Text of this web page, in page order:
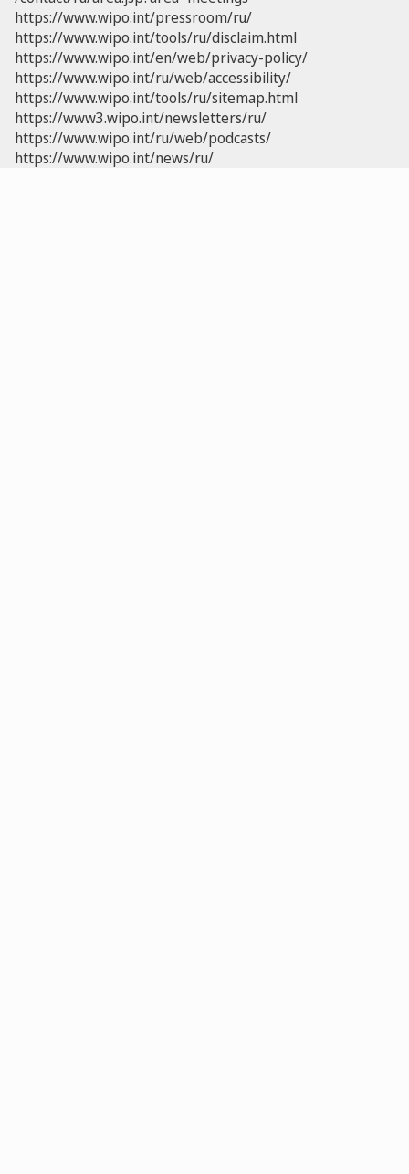
https://www.wipo.int/pressroom/ru/
https://www.wipo.int/tools/ru/disclaim.html
https://www.wipo.int/en/web/privacy-policy/
https://www.wipo.int/ru/web/accessibility/
https://www.wipo.int/tools/ru/sitemap.html
https://www3.wipo.int/newsletters/ru/
https://www.wipo.int/ru/web/podcasts/
https://www.wipo.int/news/ru/